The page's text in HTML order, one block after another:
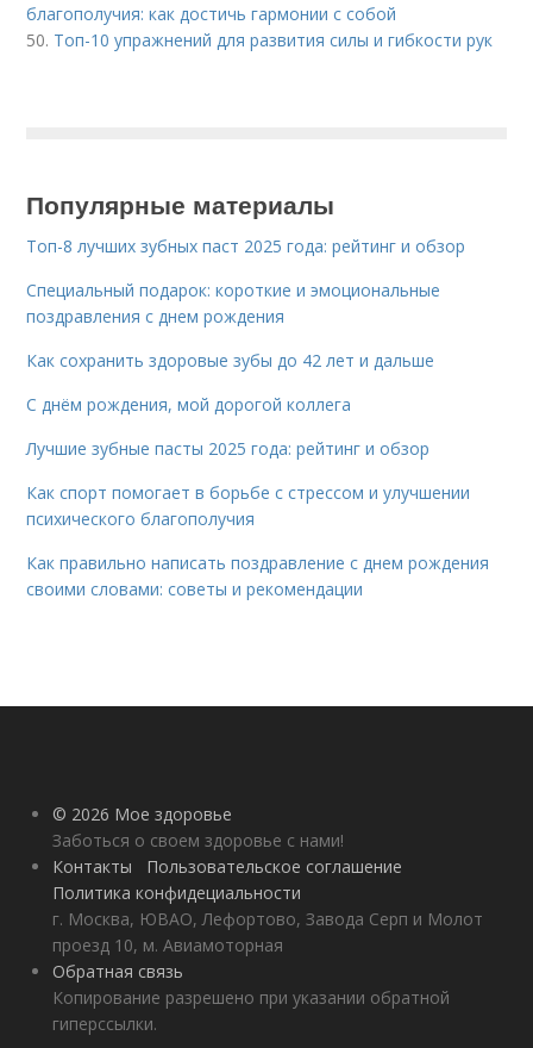
благополучия: как достичь гармонии с собой
50. Топ-10 упражнений для развития силы и гибкости рук
Популярные материалы
Топ-8 лучших зубных паст 2025 года: рейтинг и обзор
Специальный подарок: короткие и эмоциональные
поздравления с днем рождения
Как сохранить здоровые зубы до 42 лет и дальше
С днём рождения, мой дорогой коллега
Лучшие зубные пасты 2025 года: рейтинг и обзор
Как спорт помогает в борьбе с стрессом и улучшении
психического благополучия
Как правильно написать поздравление с днем рождения
своими словами: советы и рекомендации
© 2026 Мое здоровье
Заботься о своем здоровье с нами!
Контакты
Пользовательское соглашение
Политика конфидециальности
г. Москва, ЮВАО, Лефортово, Завода Серп и Молот
проезд 10, м. Авиамоторная
Обратная связь
Копирование разрешено при указании обратной
гиперссылки.